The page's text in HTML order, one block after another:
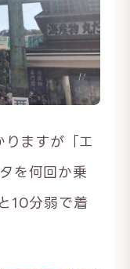
ますが「エ
を何回か乗
10分弱で着